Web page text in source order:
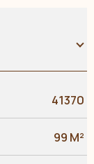
41370
99 M²